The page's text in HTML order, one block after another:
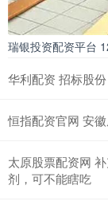
瑞银投资配资平台
华利配资 招标股
恒指配资官网 安
太原股票配资网
剂，可不能瞎吃